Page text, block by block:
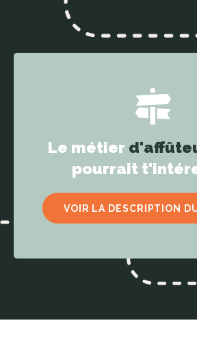
Le métier
pourrait
VOIR LA DESCRIPTION